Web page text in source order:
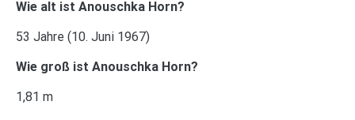
Wie alt ist Anouschka Horn?
53 Jahre (10. Juni 1967)
Wie groß ist Anouschka Horn?
1,81 m